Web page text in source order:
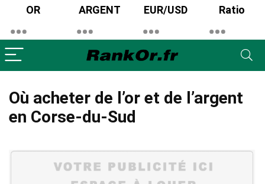
OR ARGENT EUR/USD Ratio
Où acheter de l’or et de l’argent
en Corse-du-Sud